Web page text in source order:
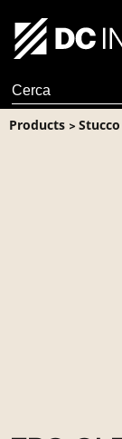
Search
for:
Products > Stucco